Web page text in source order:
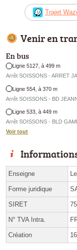
Trajet
Venir en
En bus
Ligne 5127, à 499 m
Arrêt SOISSONS - ARRET
Ligne 554, à 370 m
Arrêt SOISSONS - BD
Ligne 533, à 449 m
Arrêt SOISSONS - BLD
Voir tout
Enseigne
Forme juridique
SIRET
N° TVA Intra.
Création